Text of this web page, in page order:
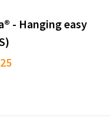
- Hanging easy